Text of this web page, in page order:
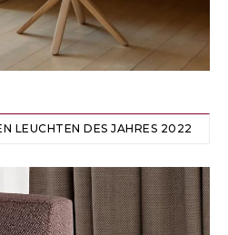
LEUCHTEN DES JAHRES 2022